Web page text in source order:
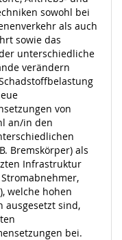
sowohl bei
als auch
sowie das
unterschiedliche
verändern
von
an/in den
Bremskörper) als
Infrastruktur
welche hohen
ausgesetzt sind,
gen bei.